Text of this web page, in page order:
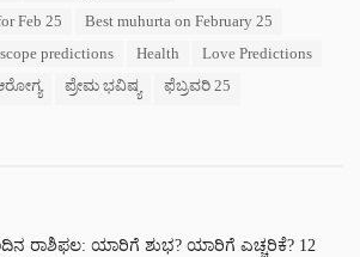
Feb 25
Best muhurta on February 25
predictions
Health
Love Predictions
ಪ್ರೇಮ ಭವಿಷ್ಯ ಫೆಬ್ರವರಿ 25
ರಾಶಿಫಲ: ಯಾರಿಗೆ ಶುಭ? ಯಾರಿಗೆ ಎಚ್ಚರಿಕೆ? 12